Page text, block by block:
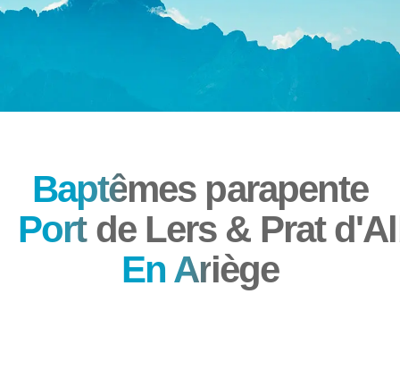
Baptêmes parapente
Port de Lers & Prat
En Ariège